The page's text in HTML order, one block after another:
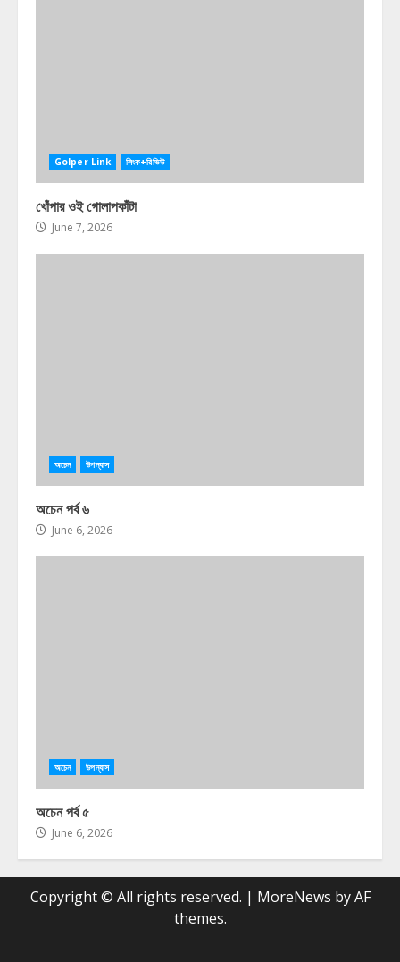
Golper Link লিংক+রিভিউ
খোঁপার ওই গোলাপকাঁটা
June 7, 2026
অচেন উপন্যাস
অচেন পর্ব ৬
June 6, 2026
অচেন উপন্যাস
অচেন পর্ব ৫
June 6, 2026
Copyright © All rights reserved. | MoreNews by AF
themes.